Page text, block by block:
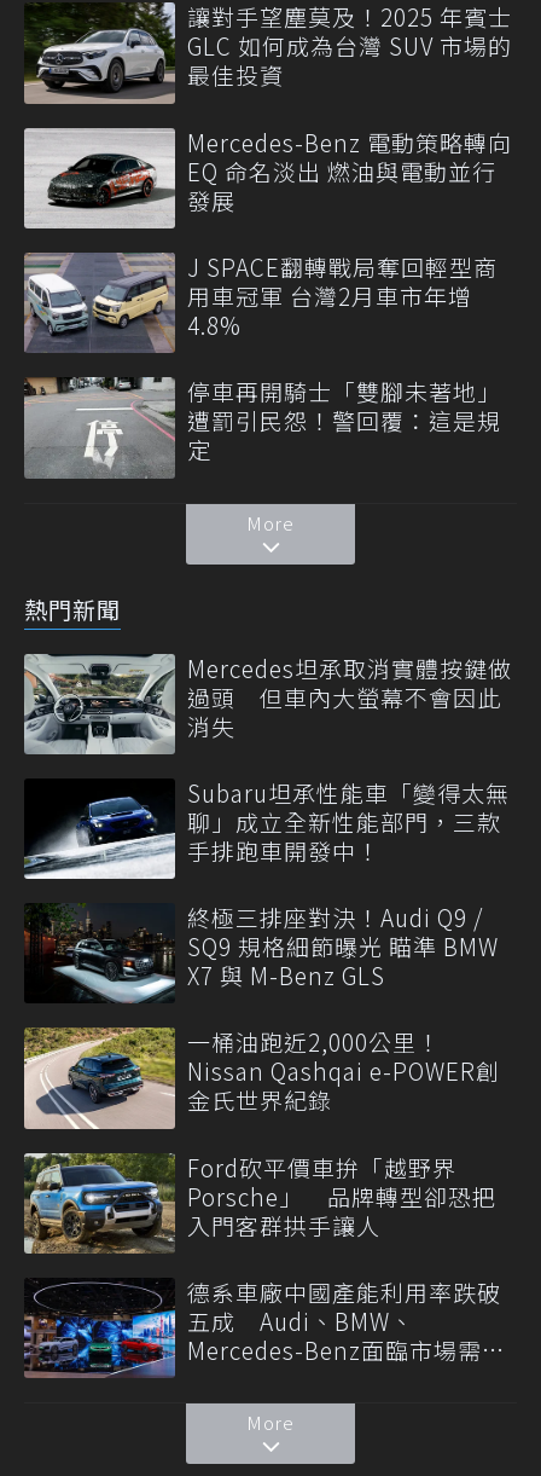
讓對手望塵莫及！2025 年賓士
GLC 如何成為台灣 SUV 市場的
最佳投資
Mercedes-Benz 電動策略轉向
EQ 命名淡出 燃油與電動並行
發展
J SPACE翻轉戰局奪回輕型商
用車冠軍 台灣2月車市年增
4.8%
停車再開騎士「雙腳未著地」
遭罰引民怨！警回覆：這是規
定
More
熱門新聞
Mercedes坦承取消實體按鍵做
過頭 但車內大螢幕不會因此
消失
Subaru坦承性能車「變得太無
聊」成立全新性能部門，三款
手排跑車開發中！
終極三排座對決！Audi Q9 /
SQ9 規格細節曝光 瞄準 BMW
X7 與 M-Benz GLS
一桶油跑近2,000公里！
Nissan Qashqai e-POWER創
金氏世界紀錄
Ford砍平價車拚「越野界
Porsche」 品牌轉型卻恐把
入門客群拱手讓人
德系車廠中國產能利用率跌破
五成 Audi、BMW、
Mercedes-Benz面臨市場需求
More